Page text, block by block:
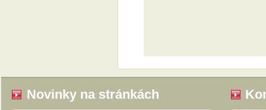
Novinky na stránkách